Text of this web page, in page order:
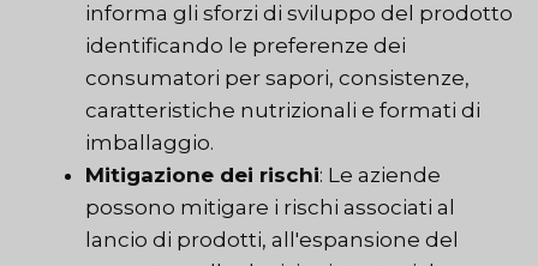
informa gli sforzi di sviluppo del prodotto
identificando le preferenze dei
consumatori per sapori, consistenze,
caratteristiche nutrizionali e formati di
imballaggio.
Mitigazione dei rischi: Le aziende
possono mitigare i rischi associati al
lancio di prodotti, all'espansione del